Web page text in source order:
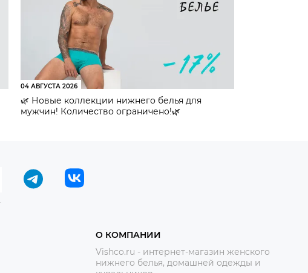
04 АВГУСТА 2026
🌿 Новые коллекции нижнего белья для
мужчин! Количество ограничено!🌿
О КОМПАНИИ
Vishco.ru - интернет-магазин женского
нижнего белья, домашней одежды и